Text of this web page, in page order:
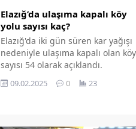
Elazığ’da ulaşıma kapalı köy
yolu sayısı kaç?
Elazığ'da iki gün süren kar yağışı
nedeniyle ulaşıma kapalı olan köy
sayısı 54 olarak açıklandı.
09.02.2025 0 23